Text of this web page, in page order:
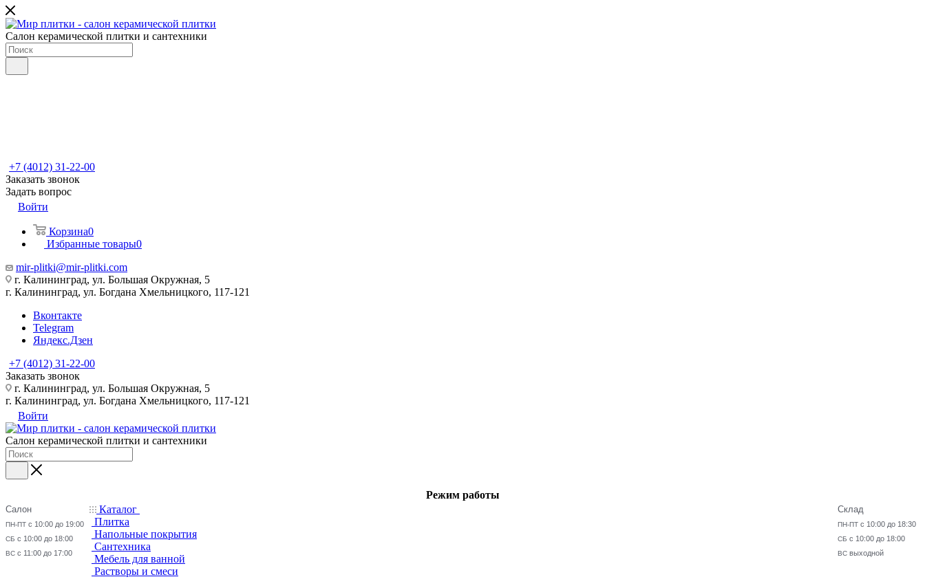
Салон керамической плитки и сантехники
+7 (4012) 31-22-00
Заказать звонок
Задать вопрос
Войти
Корзина0
Избранные товары0
mir-plitki@mir-plitki.com
г. Калининград, ул. Большая Окружная, 5
г. Калининград, ул. Богдана Хмельницкого, 117-121
Вконтакте
Telegram
Яндекс.Дзен
+7 (4012) 31-22-00
Заказать звонок
г. Калининград, ул. Большая Окружная, 5
г. Калининград, ул. Богдана Хмельницкого, 117-121
Войти
Салон керамической плитки и сантехники
Режим работы
Салон
ПН-ПТ с 10:00 до 19:00
СБ с 10:00 до 18:00
ВС с 11:00 до 17:00
Склад
ПН-ПТ с 10:00 до 18:30
СБ с 10:00 до 18:00
ВС выходной
Каталог
Плитка
Напольные покрытия
Сантехника
Мебель для ванной
Растворы и смеси